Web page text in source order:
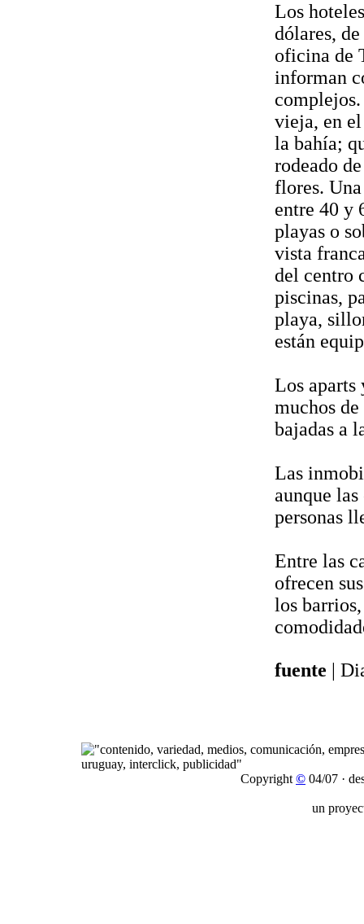
Los
dólares,
oficina de
informan
vieja, en
la bahía;
rodeado
flores.
entre 40 y
playas o
vista
del centro
piscinas,
playa,
están
Los aparts
muchos
bajadas a
Las
aunque las
personas
Entre las
ofrecen
los
fuente |
Copyright © 04/07 ·
un